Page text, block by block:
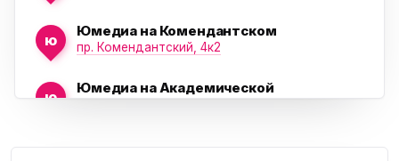
ю
Юмедиа на Комендантском
пр. Комендантский, 4к2
ю
Юмедиа на Академической